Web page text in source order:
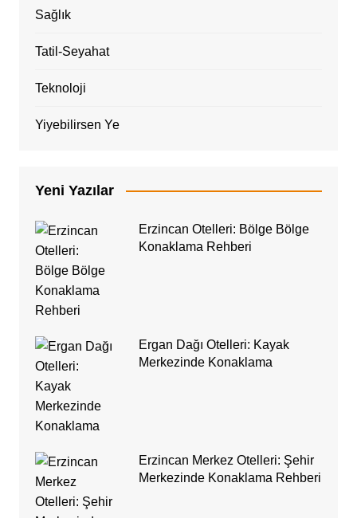
Sağlık
Tatil-Seyahat
Teknoloji
Yiyebilirsen Ye
Yeni Yazılar
Erzincan Otelleri: Bölge Bölge
Konaklama Rehberi
Ergan Dağı Otelleri: Kayak
Merkezinde Konaklama
Erzincan Merkez Otelleri: Şehir
Merkezinde Konaklama Rehberi